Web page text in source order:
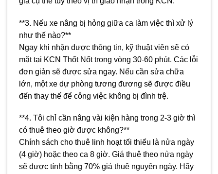
**3. Nếu xe nâng bị hỏng giữa ca làm việc thì xử lý
như thế nào?**
Ngay khi nhận được thông tin, kỹ thuật viên sẽ có
mặt tại KCN Thốt Nốt trong vòng 30-60 phút. Các lỗi
đơn giản sẽ được sửa ngay. Nếu cần sửa chữa
lớn, một xe dự phòng tương đương sẽ được điều
đến thay thế để công việc không bị đình trệ.
**4. Tôi chỉ cần nâng vài kiện hàng trong 2-3 giờ thì
có thuê theo giờ được không?**
Chính sách cho thuê linh hoạt tối thiểu là nửa ngày
(4 giờ) hoặc theo ca 8 giờ. Giá thuê theo nửa ngày
sẽ được tính bằng 70% giá thuê nguyên ngày. Hãy